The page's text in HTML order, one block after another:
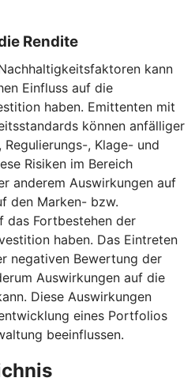
Rendite
kann
Einfluss auf die
haben. Emittenten mit
können anfälliger
, Klage- und
Risiken im Bereich
anderem Auswirkungen auf
den Marken- bzw.
das Fortbestehen der
haben. Das Eintreten
negativen Bewertung der
Auswirkungen auf die
Diese Auswirkungen
eines Portfolios
beeinflussen.